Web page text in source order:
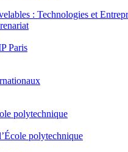
: Technologies et
Paris
polytechnique
polytechnique